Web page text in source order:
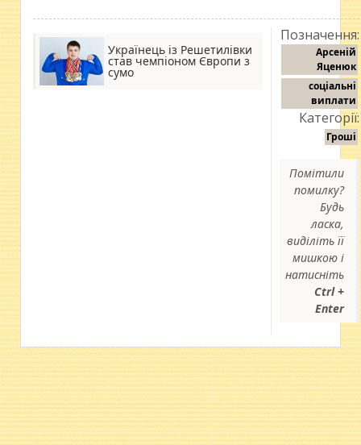
Українець із Решетилівки
став чемпіоном Європи з
сумо
Позначення:
Арсеній
Яценюк
соціальні
виплати
Категорії:
Гроші
Помітили
помилку?
Будь
ласка,
виділіть її
мишкою і
натисніть
Ctrl +
Enter